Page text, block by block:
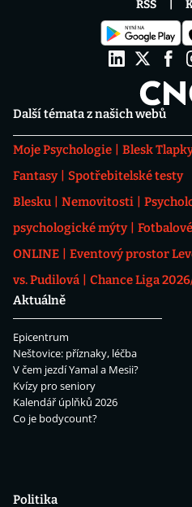
Další témata z našich webů
Moje Psychologie Blesk
Fantasy
Spotřebitelské testy
Blesku
Nemovitosti
psychologické mýty
ONLINE
Eventový prostor
vs. Pudilová
Chance Liga
Aktuálně
Epicentrum
Neštovice: příznaky, léčba
V čem jezdí Yamal a Mesii?
Kvízy pro seniory
Kalendář úplňků 2026
Co je bodycount?
Politika
RSS